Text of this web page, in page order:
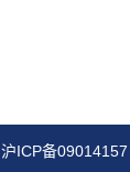
沪ICP备09014157